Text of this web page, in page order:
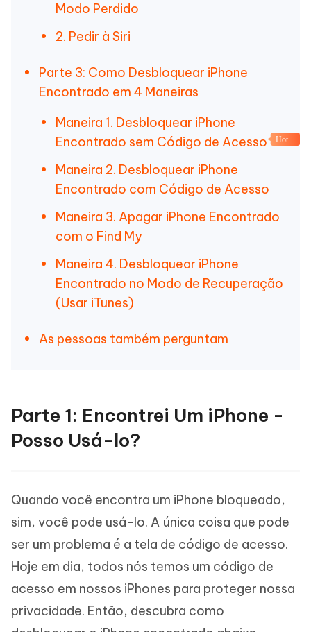
Modo Perdido
2. Pedir à Siri
Parte 3: Como Desbloquear iPhone
Encontrado em 4 Maneiras
Maneira 1. Desbloquear iPhone
Encontrado sem Código de Acesso
Hot
Maneira 2. Desbloquear iPhone
Encontrado com Código de Acesso
Maneira 3. Apagar iPhone Encontrado
com o Find My
Maneira 4. Desbloquear iPhone
Encontrado no Modo de Recuperação
(Usar iTunes)
As pessoas também perguntam
Parte 1: Encontrei Um iPhone -
Posso Usá-lo?
Quando você encontra um iPhone bloqueado,
sim, você pode usá-lo. A única coisa que pode
ser um problema é a tela de código de acesso.
Hoje em dia, todos nós temos um código de
acesso em nossos iPhones para proteger nossa
privacidade. Então, descubra como